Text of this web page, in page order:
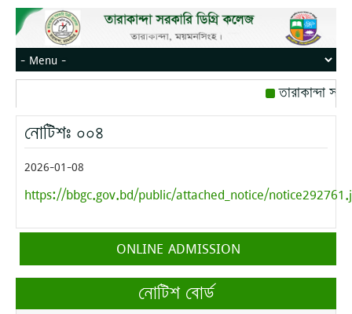
তারাকান্দা
রোজ বৃহস্পতিবার।
মোবাইল নম্বর:
নোটিশঃ ০০৪
2026-01-08
https://bbgc.gov.bd/public/attached_notice/
ONLINE ADMISSION
নোটিশ বোর্ড